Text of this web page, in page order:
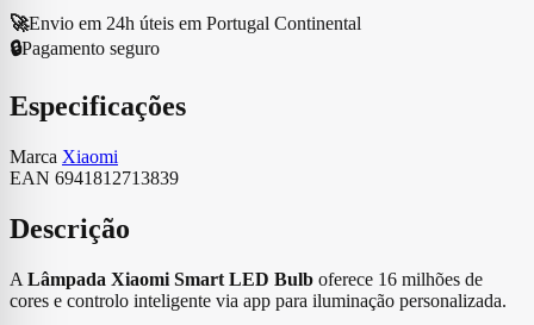
🚀Envio em 24h úteis em Portugal Continental
🔒Pagamento seguro
Especificações
Marca Xiaomi
EAN 6941812713839
Descrição
A Lâmpada Xiaomi Smart LED Bulb oferece 16 milhões de
cores e controlo inteligente via app para iluminação personalizada.